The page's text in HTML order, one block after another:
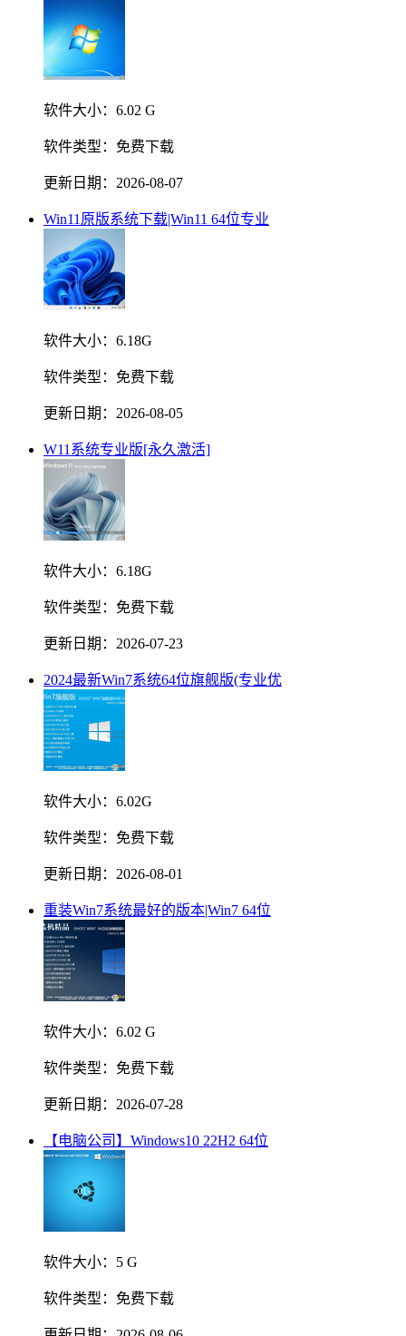
软件大小： 6.02 G
软件类型： 免费下载
更新日期： 2026-08-07
Win11原版系统下载|Win11 64位专业
软件大小： 6.18G
软件类型： 免费下载
更新日期： 2026-08-05
W11系统专业版[永久激活]
软件大小： 6.18G
软件类型： 免费下载
更新日期： 2026-07-23
2024最新Win7系统64位旗舰版(专业优
软件大小： 6.02G
软件类型： 免费下载
更新日期： 2026-08-01
重装Win7系统最好的版本|Win7 64位
软件大小： 6.02 G
软件类型： 免费下载
更新日期： 2026-07-28
【电脑公司】Windows10 22H2 64位
软件大小： 5 G
软件类型： 免费下载